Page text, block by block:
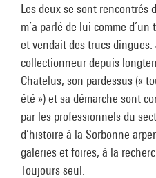
Les deux se sont rencontrés
m’a parlé de lui comme
et vendait des trucs
collectionneur depuis
Chatelus, son pardessus («
été ») et sa démarche sont
par les professionnels du
d’histoire à la Sorbonne
galeries et foires, à la
Toujours seul.